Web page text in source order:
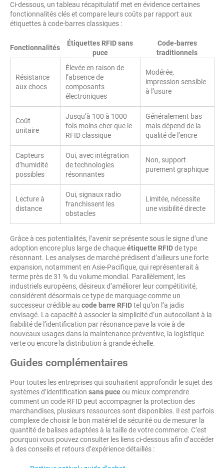
Ci-dessous, un tableau récapitulatif met en évidence certaines
fonctionnalités clés et compare leurs coûts par rapport aux
étiquettes à code-barres classiques :
Fonctionnalités
Étiquettes RFID sans
puce
Code-barres
traditionnels
Résistance
aux chocs
Élevée en raison de
l’absence de
composants
électroniques
Modérée,
impression sensible
à l’usure
Coût
unitaire
Jusqu’à 100 à 1000
fois moins cher que le
RFID classique
Généralement bas
mais dépend de la
qualité de l’encre
Capteurs
d’humidité
possibles
Oui, avec intégration
de technologies
résonnantes
Non, support
purement graphique
Lecture à
distance
Oui, signaux radio
franchissent les
obstacles
Limitée, nécessite
une visibilité directe
Grâce à ces potentialités, l’avenir se présente sous le signe d’une
adoption encore plus large de chaqueétiquette RFIDde type
résonnant. Les analyses de marché prédisent d’ailleurs une forte
expansion, notamment en Asie-Pacifique, qui représenterait à
terme près de 31 % du volume mondial. Parallèlement, les
industriels européens, désireux d’améliorer leur compétitivité,
considèrent désormais ce type de marquage comme un
successeur crédible au code barre RFIDtel qu’on l’a jadis
envisagé. La capacité à associer la simplicité d’un autocollant à la
fiabilité de l’identification par résonance pave la voie à de
nouveaux usages dans la maintenance préventive, la logistique
verte ou encore la distribution à grande échelle.
Guides complémentaires
Pour toutes les entreprises qui souhaitent approfondir le sujet des
systèmes d’identification sans puceou mieux comprendre
comment un code RFID peut accompagner la protection des
marchandises, plusieurs ressources sont disponibles. Il est parfois
complexe de choisir le bon matériel de sécurité ou de mesurer la
quantité de balises adaptées à la taille de votre commerce. C’est
pourquoi vous pouvez consulter les liens ci-dessous afin d’accéder
à des conseils et retours d’expérience détaillés :